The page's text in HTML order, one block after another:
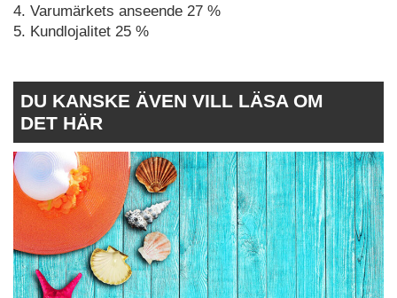
4. Varumärkets anseende 27 %
5. Kundlojalitet 25 %
DU KANSKE ÄVEN VILL LÄSA OM
DET HÄR